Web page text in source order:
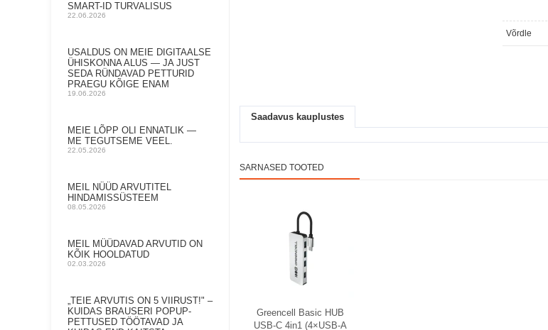
SMART-ID TURVALISUS
22.06.2026
USALDUS ON MEIE DIGITAALSE
ÜHISKONNA ALUS — JA JUST
SEDA RÜNDAVAD PETTURID
PRAEGU KÕIGE ENAM
19.06.2026
MEIE LÕPP OLI ENNATLIK —
ME TEGUTSEME VEEL.
22.05.2026
MEIL NÜÜD ARVUTITEL
HINDAMISSÜSTEEM
08.05.2026
MEIL MÜÜDAVAD ARVUTID ON
KÕIK HOOLDATUD
02.03.2026
„TEIE ARVUTIS ON 5 VIIRUST!" –
KUIDAS BRAUSERI POPUP-
PETTUSED TÖÖTAVAD JA
Võrdle
Saadavus kauplustes
SARNASED TOOTED
Greencell Basic HUB
USB-C 4in1 (4×USB-A